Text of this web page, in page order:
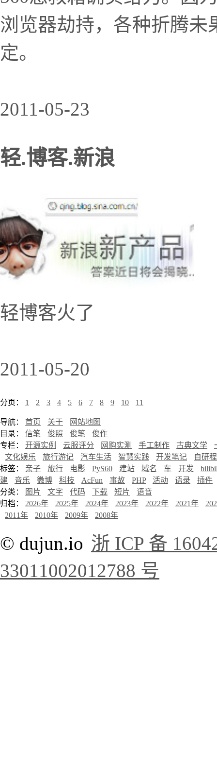
浏览器劫持，各种折腾
定。
2011-05-23
轻.博客.新浪
轻博客火了
2011-05-20
分页： 1 2 3 4 5 6 7 8 9 10 11
导航： 首页 关于
网站地图
目录： 信笔 俊照 俊笔
俊作
专栏： 开源实例 云服评分 网购实测 手工制作 古典文学
文化娱乐
旅行游记 汽车生活 智慧实践 开发笔记
自研
标签： 亲子 旅行 电影 PyS60 建站 域名 车 开发
建
音乐 微博 科技 AcFun 事故 PHP 活动 语录
插件
分类：
图片 文字 代码 下载 短片
语音
归档： 2026年 2025年 2024年 2023年 2022年 2021年
2011年
2010年 2009年 2008年
© dujun.io 浙 ICP 备
33011002012788 号